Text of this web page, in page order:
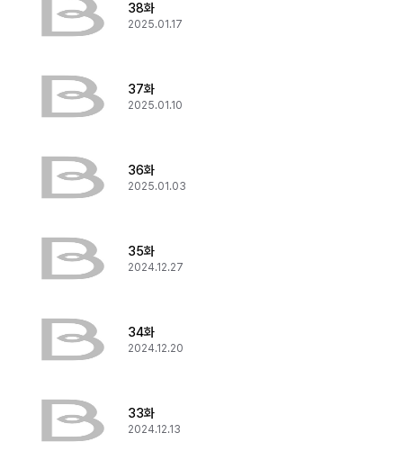
38화
2025.01.17
37화
2025.01.10
36화
2025.01.03
35화
2024.12.27
34화
2024.12.20
33화
2024.12.13